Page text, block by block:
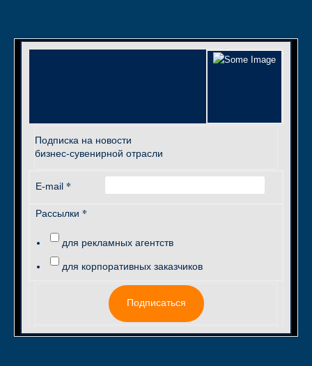
Подписка на новости
бизнес-сувенирной отрасли
E-mail *
Рассылки *
для рекламных агентств
для корпоративных заказчиков
Подписаться